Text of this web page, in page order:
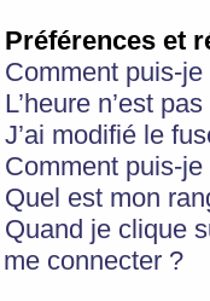
Préférences et
Comment puis-
L’heure n’est
J’ai modifié le
Comment puis-
Quel est mon
Quand je clique
me connecter ?